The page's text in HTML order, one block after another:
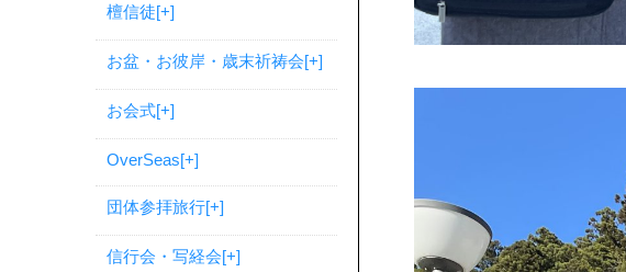
檀信徒[+]
お盆・お彼岸・歳末祈祷会[+]
お会式[+]
OverSeas[+]
団体参拝旅行[+]
信行会・写経会[+]